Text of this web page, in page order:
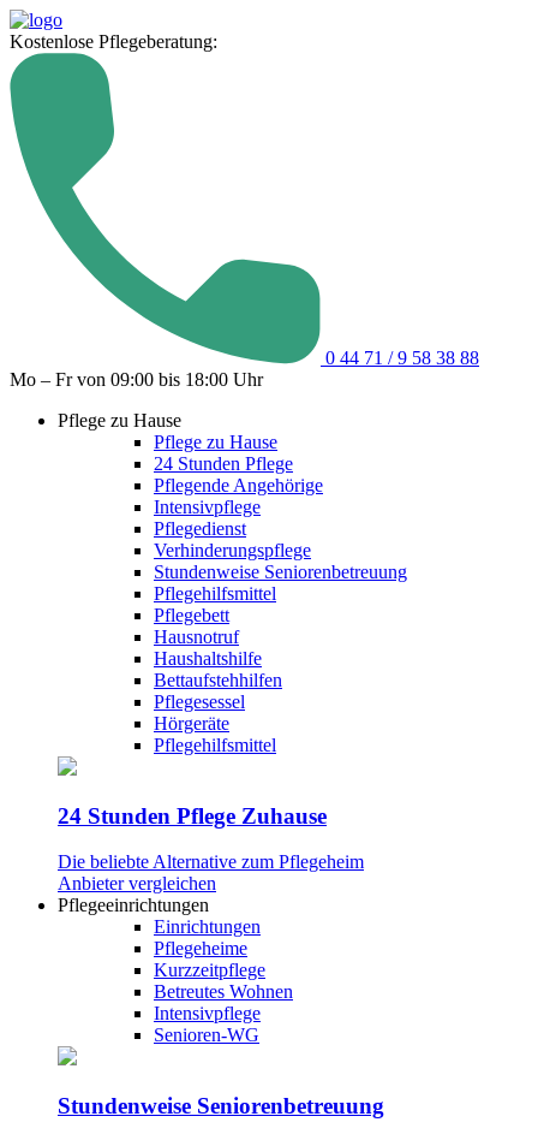
Kostenlose Pflegeberatung:
0 44 71 / 9 58 38 88
Mo – Fr von 09:00 bis 18:00 Uhr
Pflege zu Hause
Pflege zu Hause
24 Stunden Pflege
Pflegende Angehörige
Intensivpflege
Pflegedienst
Verhinderungspflege
Stundenweise Seniorenbetreuung
Pflegehilfsmittel
Pflegebett
Hausnotruf
Haushaltshilfe
Bettaufstehhilfen
Pflegesessel
Hörgeräte
Pflegehilfsmittel
24 Stunden Pflege Zuhause
Die beliebte Alternative zum Pflegeheim
Anbieter vergleichen
Pflegeeinrichtungen
Einrichtungen
Pflegeheime
Kurzzeitpflege
Betreutes Wohnen
Intensivpflege
Senioren-WG
Stundenweise Seniorenbetreuung